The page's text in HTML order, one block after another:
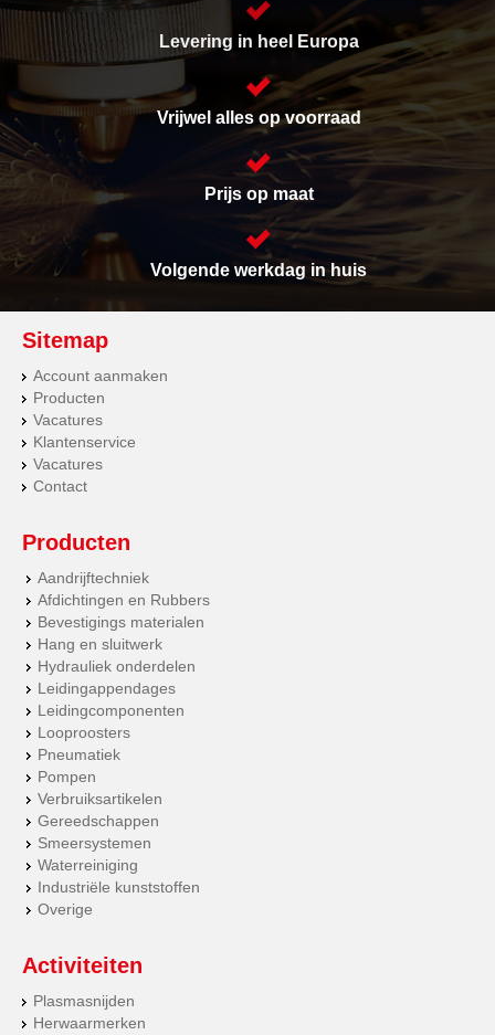
Levering in heel Europa
Vrijwel alles op voorraad
Prijs op maat
Volgende werkdag in huis
Sitemap
Account aanmaken
Producten
Vacatures
Klantenservice
Vacatures
Contact
Producten
Aandrijftechniek
Afdichtingen en Rubbers
Bevestigings materialen
Hang en sluitwerk
Hydrauliek onderdelen
Leidingappendages
Leidingcomponenten
Looproosters
Pneumatiek
Pompen
Verbruiksartikelen
Gereedschappen
Smeersystemen
Waterreiniging
Industriële kunststoffen
Overige
Activiteiten
Plasmasnijden
Herwaarmerken